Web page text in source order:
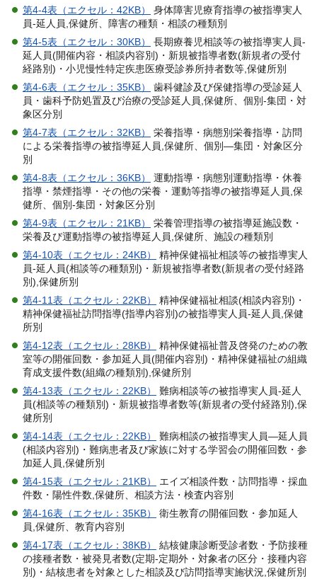
第4-4表（エクセル：42KB）
身体障害児療育指導の被指導実人
員-延人員,保健所、障害の種類・相談の種類別
第4-5表（エクセル：30KB）
長期療養児相談等の被指導実人員-
延人員(開催内容・相談内容別)・新規被指導者数(新規者の受付
経路別)・小児慢性特定疾患医療受診券所持者数等,保健所別
第4-6表（エクセル：35KB）
歯科健診及び保健指導の受診延人
員・歯科予防処置及び治療の受診延人員,保健所、個別-集団・対
象区分別
第4-7表（エクセル：32KB）
栄養指導・病態別栄養指導・訪問
による栄養指導の被指導延人員,保健所、個別―集団・対象区分
別
第4-8表（エクセル：36KB）
運動指導・病態別運動指導・休養
指導・禁煙指導・その他の栄養・運動等指導の被指導延人員,保
健所、個別-集団・対象区分別
第4-9表（エクセル：21KB）
栄養管理指導の被指導延施設数・
栄養及び運動指導の被指導延人員,保健所、施設の種類別
第4-10表（エクセル：24KB）
精神保健福祉相談等の被指導実人
員-延人員(相談等の種類別)・新規被指導者数(新規者の受付経路
別),保健所別
第4-11表（エクセル：22KB）
精神保健福祉相談(相談内容別)・
精神保健福祉訪問指導(指導内容別)の被指導実人員-延人員,保健
所別
第4-12表（エクセル：28KB）
精神保健福祉普及啓発のための教
室等の開催回数・参加延人員(開催内容別)・精神保健福祉の組織
育成支援件数(組織の種類別),保健所別
第4-13表（エクセル：22KB）
難病相談等の被指導実人員-延人
員(相談等の種類別)・新規被指導者数等(新規者の受付経路別),保
健所別
第4-14表（エクセル：22KB）
難病相談の被指導実人員―延人員
(相談内容別)・難病患者及び家族に対する学習会の開催回数・参
加延人員,保健所別
第4-15表（エクセル：21KB）
エイズ相談件数・訪問指導・採血
件数・陽性件数,保健所、相談方法・検査内容別
第4-16表（エクセル：35KB）
衛生教育の開催回数・参加延人
員,保健所、教育内容別
第4-17表（エクセル：38KB）
結核健康診断受診者数・予防接種
の接種者数・被発見者数(定期-定期外・対象者の区分・接種内容
別)・結核患者を対象とした相談及び訪問指導実施状況,保健所別